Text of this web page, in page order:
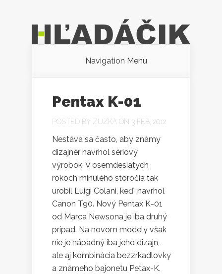
Navigation Menu
Pentax K-01
POSTED BY ZUZKA ON 3 FEB, 2012
Nestáva sa často, aby známy
dizajnér navrhol sériový
výrobok. V osemdesiatych
rokoch minulého storočia tak
urobil Luigi Colani, keď navrhol
Canon T90. Nový Pentax K-01
od Marca Newsona je iba druhý
prípad. Na novom modely však
nie je nápadný iba jeho dizajn,
ale aj kombinácia bezzrkadlovky
a známeho bajonetu Petax-K.